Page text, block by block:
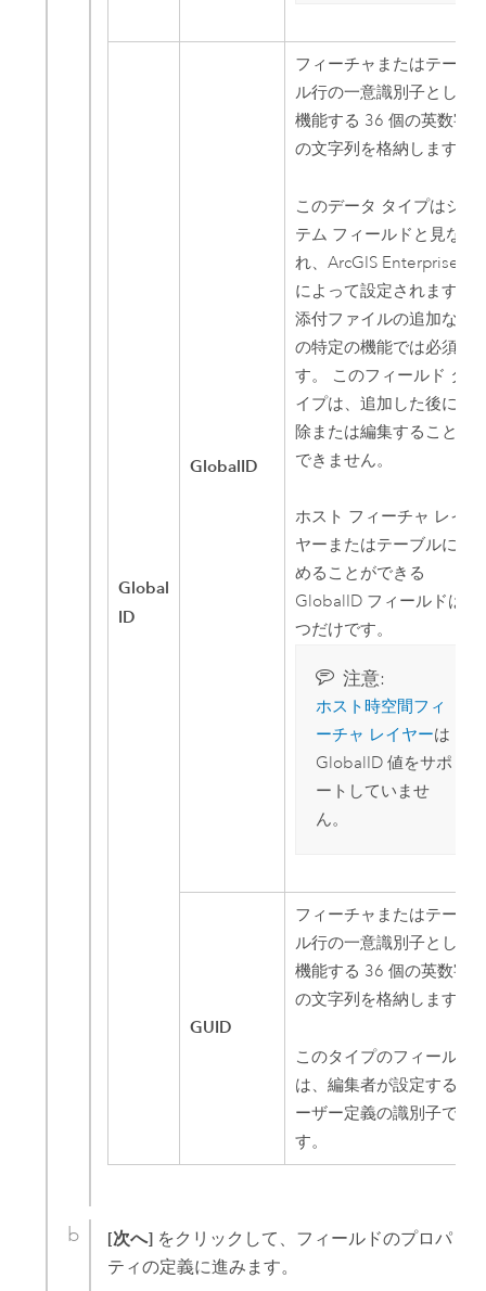
Global
ID
GlobalID
フィーチャまたはテーブ
ル行の一意識別子として
機能する 36 個の英数字
の文字列を格納します。
このデータ タイプはシス
テム フィールドと見なさ
れ、ArcGIS Enterprise
によって設定されます。
添付ファイルの追加など
の特定の機能では必須で
す。
このフィールド タ
イプは、追加した後に削
除または編集することは
できません。
ホスト フィーチャ レイ
ヤーまたはテーブルに含
めることができる
GlobalID フィールドは 1
つだけです。
注意:
ホスト時空間フィ
ーチャ レイヤーは
GlobalID 値をサポ
ートしていませ
ん。
GUID
フィーチャまたはテーブ
ル行の一意識別子として
機能する 36 個の英数字
の文字列を格納します。
このタイプのフィールド
は、編集者が設定するユ
ーザー定義の識別子で
す。
[次へ] をクリックして、フィールドのプロパ
ティの定義に進みます。